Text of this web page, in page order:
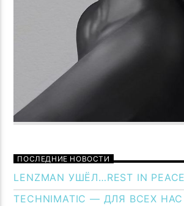
ПОСЛЕДНИЕ НОВОСТИ
LENZMAN УШЁЛ…REST IN
TECHNIMATIC — ДЛЯ ВСЕХ НАС